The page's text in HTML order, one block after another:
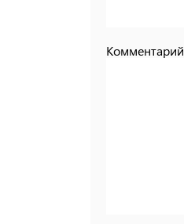
Комментарий